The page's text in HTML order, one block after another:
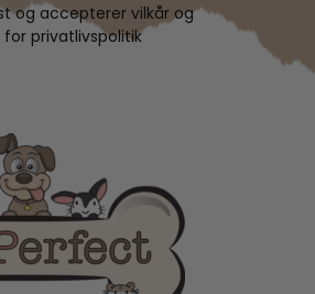
og accepterer vilkår og
privatlivspolitik